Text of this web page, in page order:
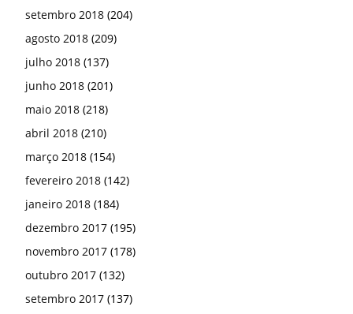
setembro 2018 (204)
agosto 2018 (209)
julho 2018 (137)
junho 2018 (201)
maio 2018 (218)
abril 2018 (210)
março 2018 (154)
fevereiro 2018 (142)
janeiro 2018 (184)
dezembro 2017 (195)
novembro 2017 (178)
outubro 2017 (132)
setembro 2017 (137)